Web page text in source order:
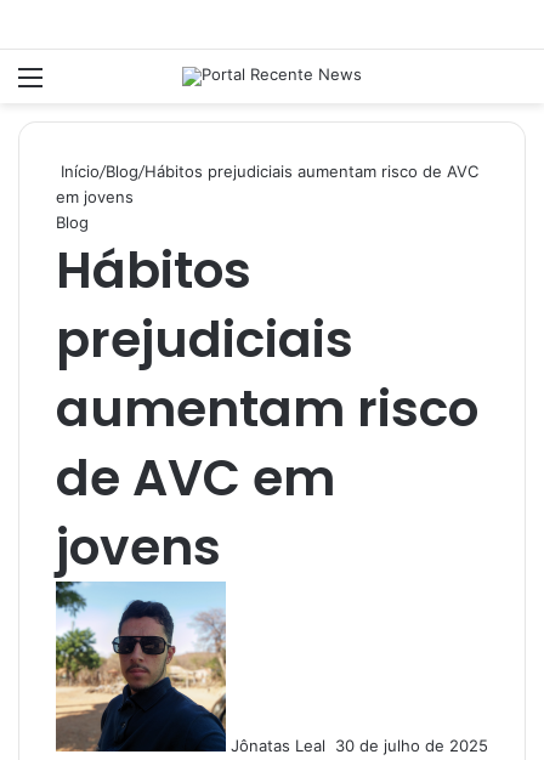
Início/Blog/Hábitos prejudiciais aumentam risco de AVC
em jovens
Blog
Hábitos
prejudiciais
aumentam risco
de AVC em
jovens
Jônatas Leal
m
30 de julho de 2025